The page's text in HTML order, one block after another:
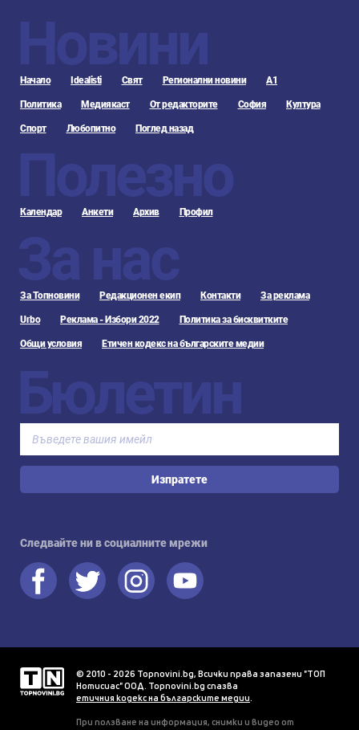
Новини
Начало Idealisti Свят Регионални новини А1
Политика Медиякаст От редакторите София Култура
Спорт Любопитно Поглед назад
Полезно
Календар Анкети Архив Профил
За нас
За Топновини Редакционен екип Контакти За реклама
Urbo Реклама - Избори 2022 Политика за бисквитките
Общи условия Етичен кодекс на българските медии
Бюлетин
Изпратете
Следвайте ни в социалните мрежи
© 2010 - 2026 Topnovini.bg, Всички права запазени "ТОП
Нотисиас" ООД. Topnovini.bg спазва
етичния кодекс на българските медии
При ползване на информация, снимки и видео от